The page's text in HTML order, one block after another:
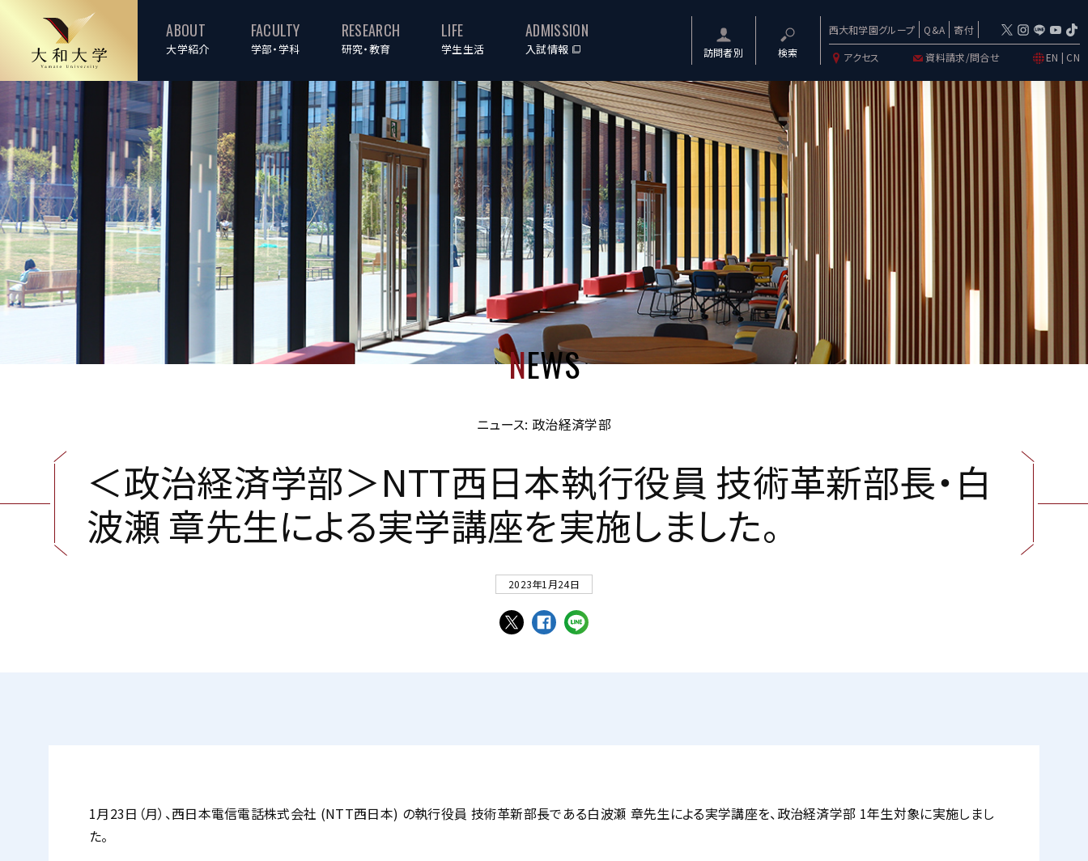
ABOUT
大学紹介
FACULTY
学部・学科
RESEARCH
研究・教育
LIFE
学生生活
ADMISSION
入試情報 訪問者別 検索
西大和学園グループ Q&A
寄付
アクセス
資料請求/問合せ EN | CN
NEWS
ニュース: 政治経済学部
＜政治経済学部＞NTT西日本執行役員 技術革新部長・ 白
波瀬 章先生による実学講座を実施しました。
2023年1月24日
1月23日（月）、西日本電信電話株式会社 (NTT西日本) の執行役員 技術革新部長である白波瀬 章先生による実学講座を、政治経済学部 1年生対象に実施しまし
た。